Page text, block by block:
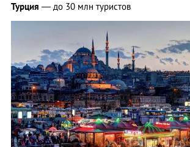
Турция — до 30 млн туристов